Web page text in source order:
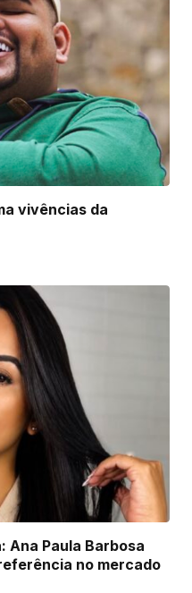
vivências da
Ana Paula Barbosa
no mercado